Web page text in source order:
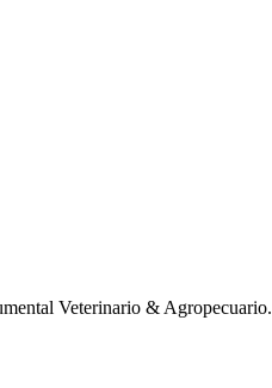
Veterinario & Agropecuario.